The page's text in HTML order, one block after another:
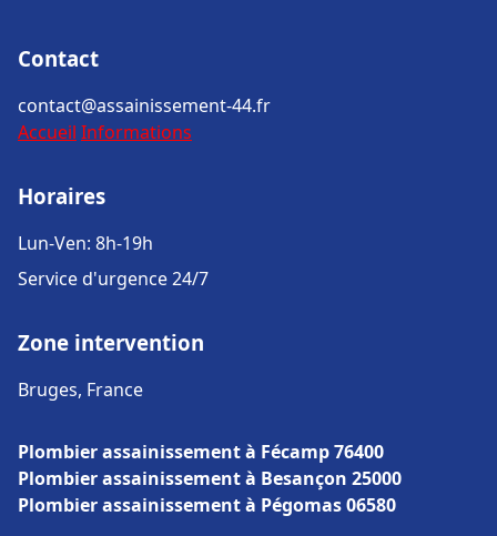
Contact
contact@assainissement-44.fr
Accueil Informations
Horaires
Lun-Ven: 8h-19h
Service d'urgence 24/7
Zone intervention
Bruges, France
Plombier assainissement à Fécamp 76400
Plombier assainissement à Besançon 25000
Plombier assainissement à Pégomas 06580